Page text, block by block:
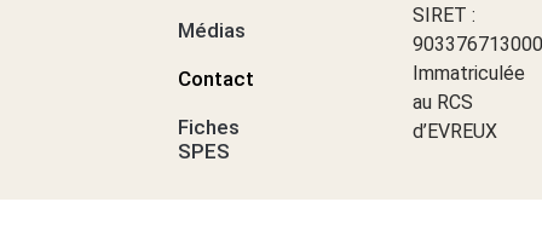
Médias
Contact
Fiches
SPES
SIRET :
Immatriculée
au RCS
d’EVREUX